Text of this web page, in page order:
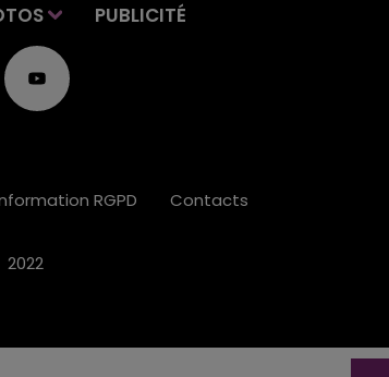
PUBLICITÉ
RGPD Contacts
2022